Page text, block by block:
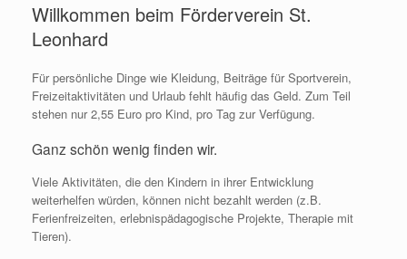
Willkommen beim Förderverein St.
Leonhard
Für persönliche Dinge wie Kleidung, Beiträge für Sportverein,
Freizeitaktivitäten und Urlaub fehlt häufig das Geld. Zum Teil
stehen nur 2,55 Euro pro Kind, pro Tag zur Verfügung.
Ganz schön wenig finden wir.
Viele Aktivitäten, die den Kindern in ihrer Entwicklung
weiterhelfen würden, können nicht bezahlt werden (z.B.
Ferienfreizeiten, erlebnispädagogische Projekte, Therapie mit
Tieren).